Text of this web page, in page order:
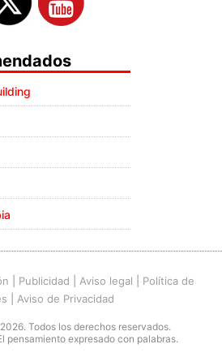
Publicidad Aviso legal
Política de
Aviso de Privacidad
Todos los derechos reservados.
pensamiento expresado con palabras.